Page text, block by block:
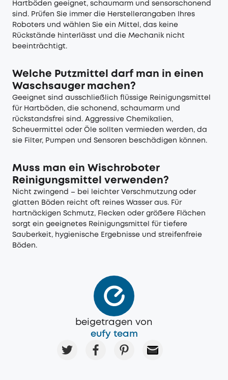
Hartböden geeignet, schaumarm und sensorschonend
sind. Prüfen Sie immer die Herstellerangaben Ihres
Roboters und wählen Sie ein Mittel, das keine
Rückstände hinterlässt und die Mechanik nicht
beeinträchtigt.
Welche Putzmittel darf man in einen
Waschsauger machen?
Geeignet sind ausschließlich flüssige Reinigungsmittel
für Hartböden, die schonend, schaumarm und
rückstandsfrei sind. Aggressive Chemikalien,
Scheuermittel oder Öle sollten vermieden werden, da
sie Filter, Pumpen und Sensoren beschädigen können.
Muss man ein Wischroboter
Reinigungsmittel verwenden?
Nicht zwingend – bei leichter Verschmutzung oder
glatten Böden reicht oft reines Wasser aus. Für
hartnäckigen Schmutz, Flecken oder größere Flächen
sorgt ein geeignetes Reinigungsmittel für tiefere
Sauberkeit, hygienische Ergebnisse und streifenfreie
Böden.
beigetragen von
eufy team